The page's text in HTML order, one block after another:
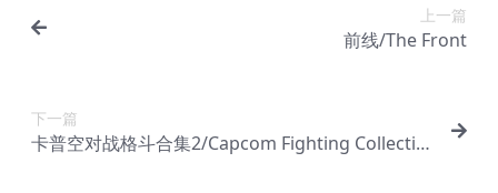
上一篇
前线/The Front
下一篇
卡普空对战格斗合集2/Capcom Fighting Collectio